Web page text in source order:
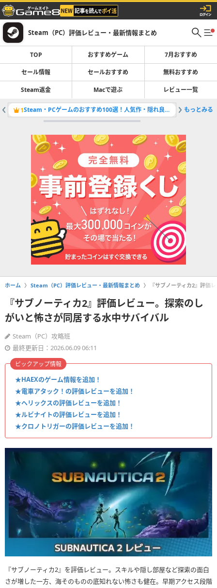
Steam（PC）評価レビュー・最新情報まとめ
TOP おすすめゲーム 7月おすすめ
セール情報 セールおすすめ 無料おすすめ
Steam返金 Macで遊ぶ レビュー一覧
1 Steam・PCゲームのおすすめ100選！人気作・隠れ良作まで厳選紹介！ 2開催中
もっとみる
ホーム Steam（PC）評価レビュー・最新情報まとめ 『サブノーティカ2』評価
『サブノーティカ2』評価レビュー。探索のし
がいと怖さが同居する水中サバイバル
Steam（PC）攻略班
最終更新日：2026.06.09 06:11
★HAEXのゲーム情報を追加！
★電車アタック！の評価レビューを追加！
★ヘリックスの評価レビューを追加！
★ルビナイトの評価レビューを追加！
★クロノトリガーの評価レビューを追加！
ピックアップ情報
『サブノーティカ2』を評価レビュー。スキルや隠し部屋など探索の面白
さが増した一方、海そのものの底知れない怖さも健在。早期アクセス段階